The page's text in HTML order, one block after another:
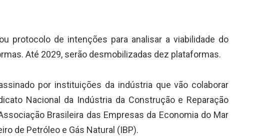
protocolo de intenções para analisar a viabilidade do
Até 2029, serão desmobilizadas dez plataformas.
por instituições da indústria que vão colaborar
Nacional da Indústria da Construção e Reparação
Brasileira das Empresas da Economia do Mar
de Petróleo e Gás Natural (IBP).